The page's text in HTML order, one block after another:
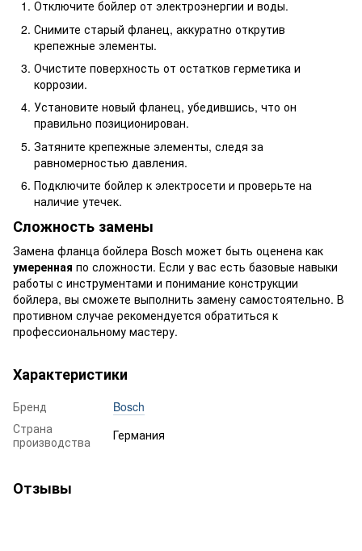
Отключите бойлер от электроэнергии и воды.
Снимите старый фланец, аккуратно открутив
крепежные элементы.
Очистите поверхность от остатков герметика и
коррозии.
Установите новый фланец, убедившись, что он
правильно позиционирован.
Затяните крепежные элементы, следя за
равномерностью давления.
Подключите бойлер к электросети и проверьте на
наличие утечек.
Сложность замены
Замена фланца бойлера Bosch может быть оценена как
умеренная по сложности. Если у вас есть базовые навыки
работы с инструментами и понимание конструкции
бойлера, вы сможете выполнить замену самостоятельно. В
противном случае рекомендуется обратиться к
профессиональному мастеру.
Характеристики
Бренд
Bosch
Страна
производства
Германия
Отзывы